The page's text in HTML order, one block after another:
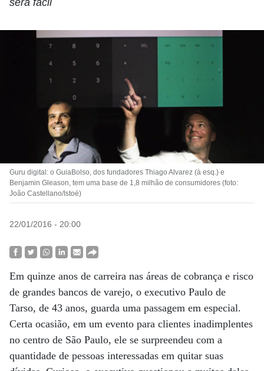
será fácil
Guru digital: o GuiaBolso, dos fundadores Thiago Alvarez (à esq.) e
Benjamin Gleason, tem uma base de 1,8 milhão de consumidores (foto:
João Castellano/Istoé)
22/01/2016 - 20:00
Em quinze anos de carreira nas áreas de cobrança e risco
de grandes bancos de varejo, o executivo Paulo de
Tarso, de 43 anos, guarda uma passagem em especial.
Certa ocasião, em um evento para clientes inadimplentes
no centro de São Paulo, ele se surpreendeu com a
quantidade de pessoas interessadas em quitar suas